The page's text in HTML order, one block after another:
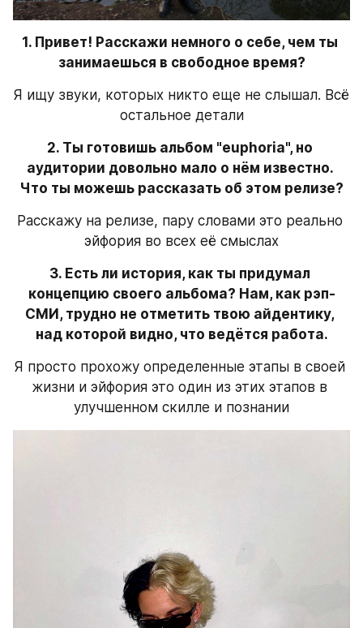
1. Привет! Расскажи немного о себе, чем ты
занимаешься в свободное время?
Я ищу звуки, которых никто еще не слышал. Всё
остальное детали
2. Ты готовишь альбом "euphoria", но
аудитории довольно мало о нём известно.
Что ты можешь рассказать об этом релизе?
Расскажу на релизе, пару словами это реально
эйфория во всех её смыслах
3. Есть ли история, как ты придумал
концепцию своего альбома? Нам, как рэп-
СМИ, трудно не отметить твою айдентику,
над которой видно, что ведётся работа.
Я просто прохожу определенные этапы в своей
жизни и эйфория это один из этих этапов в
улучшенном скилле и познании